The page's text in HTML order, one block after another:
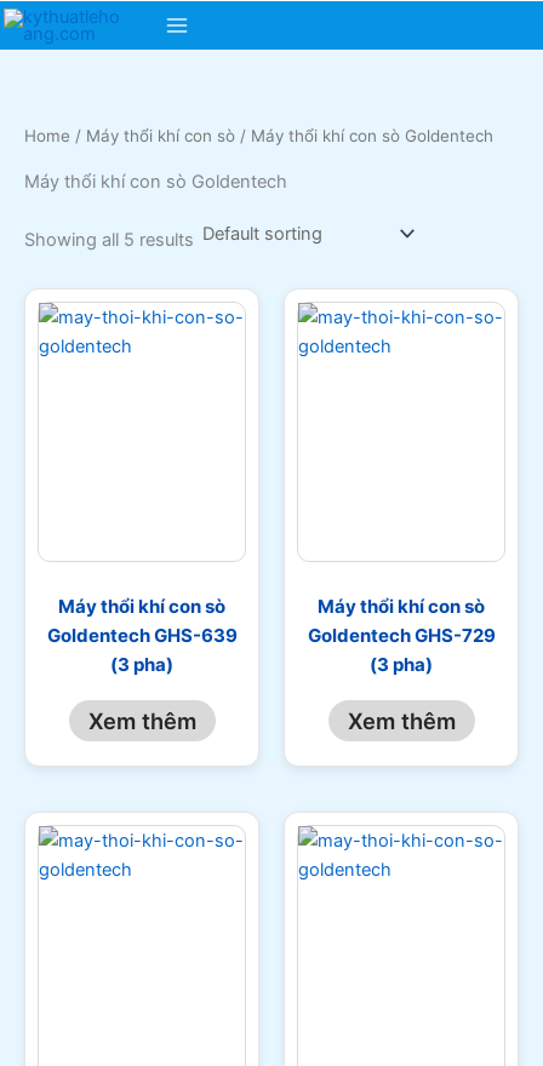
Skip
Main
Home / Máy thổi khí con sò / Máy thổi khí con sò Goldentech
Máy thổi khí con sò Goldentech
Showing all 5 results
Máy thổi khí con sò
Goldentech GHS-639
(3 pha)
Xem thêm
Máy thổi khí con sò
Goldentech GHS-729
(3 pha)
Xem thêm